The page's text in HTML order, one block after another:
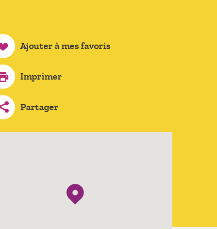
Ajouter à mes favoris
Imprimer
Partager